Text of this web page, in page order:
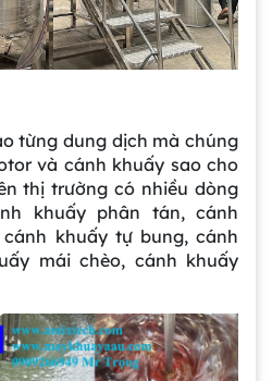
từng dung dịch mà chúng
và cánh khuấy sao cho
thị trường có nhiều dòng
khuấy phân tán, cánh
khuấy tự bung, cánh
mái chèo, cánh khuấy